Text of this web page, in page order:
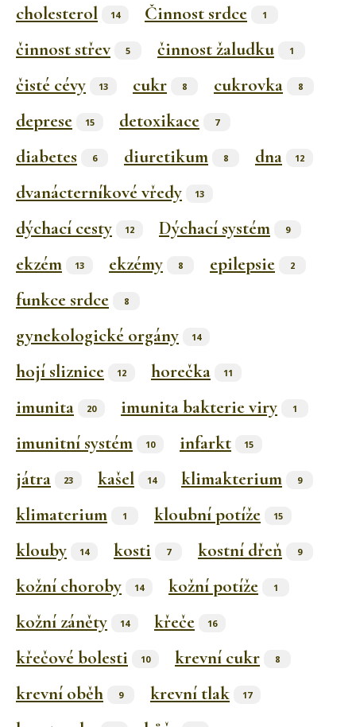
cholesterol 14 Činnost srdce 1
činnost střev 5 činnost žaludku 1
čisté cévy 13 cukr 8 cukrovka 8
deprese 15 detoxikace 7
diabetes 6 diuretikum 8 dna 12
dvanácterníkové vředy 13
dýchací cesty 12 Dýchací systém 9
ekzém 13 ekzémy 8 epilepsie 2
funkce srdce 8
gynekologické orgány 14
hojí sliznice 12 horečka 11
imunita 20 imunita bakterie viry 1
imunitní systém 10 infarkt 15
játra 23 kašel 14 klimakterium 9
klimaterium 1 kloubní potíže 15
klouby 14 kosti 7 kostní dřeň 9
kožní choroby 14 kožní potíže 1
kožní záněty 14 křeče 16
křečové bolesti 10 krevní cukr 8
krevní oběh 9 krevní tlak 17